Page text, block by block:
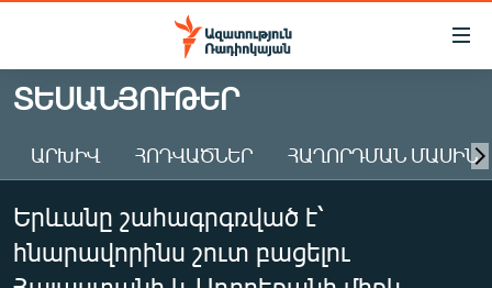
Մատչելիության
Անցնել
հիմնական
Անցնել
հիմնական
մենյուին
Որոնում
ԱԶԱՏՈՒԹՅՈՒՆ TV
ՀԱՅԱՍՏԱՆ
ԸՆՏՐՈՒԹՅՈՒՆՆԵՐ 2026
ԻՐԱՎՈՒՆՔ
ՏԵՍԱՆՅՈՒԹԵՐ
ԱՐԽԻՎ ՀՈԴՎԱԾՆԵՐ ՀԱՂՈՐԴՄԱՆ ՄԱՍԻՆ
Երևանը շահագրգռված է՝
հնարավորինս շուտ բացելու